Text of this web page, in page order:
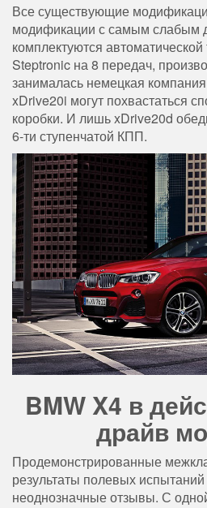
Все существующие
модификации с самым слабым
комплектуются
Steptronic на 8 передач,
занималась немецкая
xDrive20i могут похвастаться
коробки. И лишь xDrive20d
6-ти ступенчатой КПП.
BMW X4 в
драйв
Продемонстрированные
результаты полевых
неоднозначные отзывы. С